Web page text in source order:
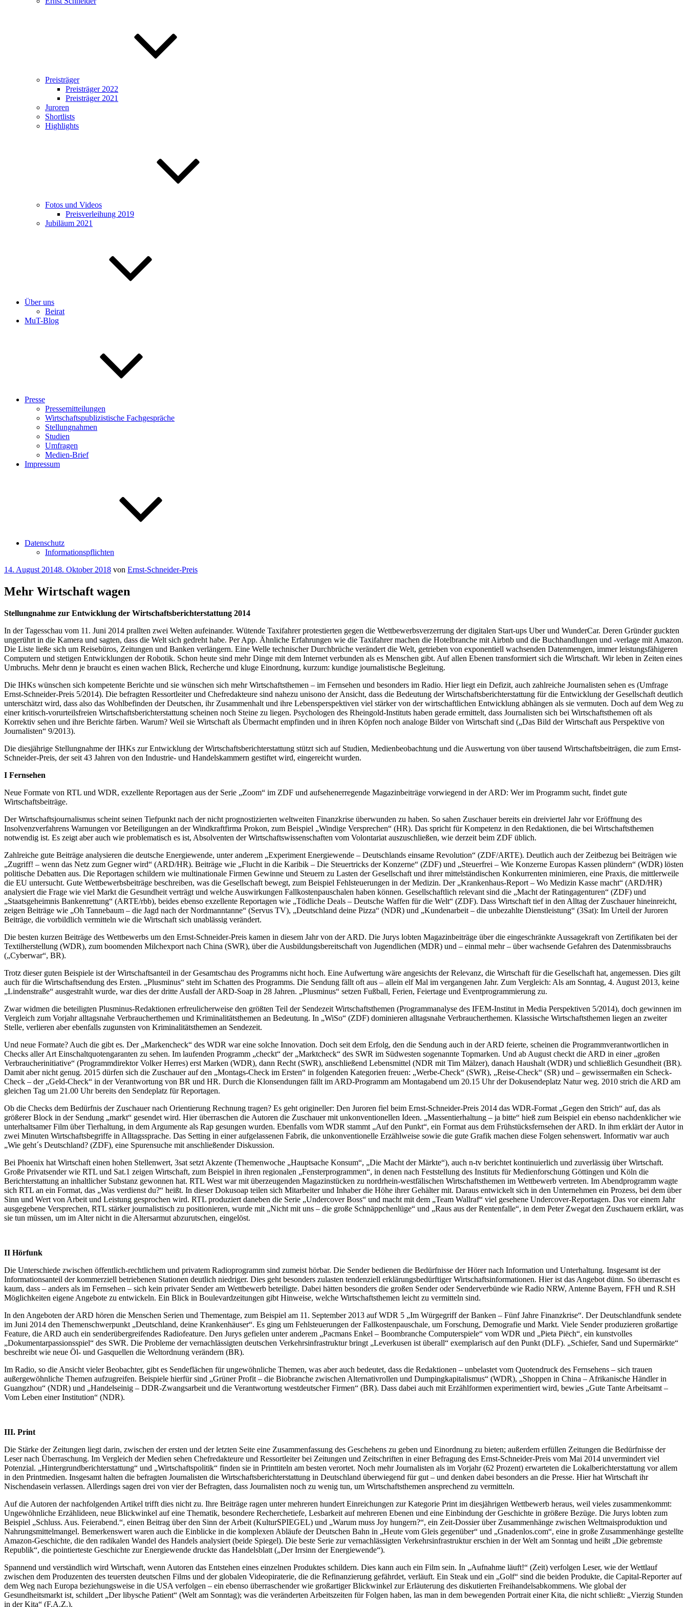
Preisträger
Preisträger 2022
Preisträger 2021
Juroren
Shortlists
Highlights
Fotos und Videos
Preisverleihung 2019
Jubiläum 2021
Über uns
Beirat
MuT-Blog
Presse
Pressemitteilungen
Wirtschaftspublizistische Fachgespräche
Stellungnahmen
Studien
Umfragen
Medien-Brief
Impressum
Datenschutz
Informationspflichten
Veröffentlicht
14. August 20148. Oktober 2018 von Ernst-Schneider-Preis
Mehr Wirtschaft wagen
Stellungnahme zur Entwicklung der Wirtschaftsberichterstattung 2014
In der Tagesschau vom 11. Juni 2014 prallten zwei Welten aufeinander. Wütende Taxifahrer pro­testierten gegen die Wettbewerbsverzerrung der digitalen Start-ups Uber und WunderCar. Deren Gründer guckten
ungerührt in die Kamera und sagten, dass die Welt sich gedreht habe. Per App. Ähnliche Erfahrungen wie die Taxifahrer machen die Hotelbranche mit Airbnb und die Buchhandlungen und -verlage mit Amazon.
Die Liste ließe sich um Reisebüros, Zeitungen und Banken verlängern. Eine Welle technischer Durchbrüche verändert die Welt, getrieben von exponentiell wachsenden Datenmengen, immer leistungsfähigeren
Computern und stetigen Entwicklungen der Robotik. Schon heute sind mehr Dinge mit dem Internet verbunden als es Menschen gibt. Auf allen Ebenen transformiert sich die Wirtschaft. Wir leben in Zeiten eines
Umbruchs. Mehr denn je braucht es einen wachen Blick, Recherche und kluge Einordnung, kurzum: kundige journalistische Begleitung.
Die IHKs wünschen sich kompetente Berichte und sie wünschen sich mehr Wirtschaftsthemen – im Fernsehen und besonders im Radio. Hier liegt ein Defizit, auch zahlreiche Journalisten sehen es (Umfrage
Ernst-Schneider-Preis 5/2014). Die befragten Ressortleiter und Chefredakteure sind nahezu unisono der Ansicht, dass die Bedeutung der Wirtschaftsberichterstattung für die Entwicklung der Gesellschaft deutlich
unterschätzt wird, dass also das Wohlbefinden der Deutschen, ihr Zusammenhalt und ihre Lebensperspektiven viel stärker von der wirtschaftlichen Entwicklung abhängen als sie vermuten. Doch auf dem Weg zu
einer kritisch-vorurteilsfreien Wirtschaftsberichterstattung scheinen noch Steine zu liegen. Psychologen des Rheingold-Instituts haben gerade ermittelt, dass Journalisten sich bei Wirtschaftsthemen oft als
Korrektiv sehen und ihre Berichte färben. Warum? Weil sie Wirtschaft als Übermacht empfinden und in ihren Köpfen noch analoge Bilder von Wirtschaft sind („Das Bild der Wirtschaft aus Perspektive von
Journalisten“ 9/2013).
Die diesjährige Stellungnahme der IHKs zur Entwicklung der Wirtschaftsberichterstattung stützt sich auf Studien, Medienbeobachtung und die Auswertung von über tausend Wirtschaftsbeiträgen, die zum Ernst-
Schneider-Preis, der seit 43 Jahren von den Industrie- und Handelskammern gestiftet wird, eingereicht wurden.
I Fernsehen
Neue Formate von RTL und WDR, exzellente Reportagen aus der Serie „Zoom“ im ZDF und aufsehenerregende Magazinbeiträge vorwiegend in der ARD: Wer im Programm sucht, findet gute
Wirtschaftsbeiträge.
Der Wirtschaftsjournalismus scheint seinen Tiefpunkt nach der nicht prognostizierten weltweiten Finanzkrise überwunden zu haben. So sahen Zuschauer bereits ein dreiviertel Jahr vor Eröffnung des
Insolvenzverfahrens Warnungen vor Beteiligungen an der Windkraftfirma Prokon, zum Beispiel „Windige Versprechen“ (HR). Das spricht für Kompetenz in den Redaktionen, die bei Wirtschaftsthemen
notwendig ist. Es zeigt aber auch wie problematisch es ist, Absolventen der Wirtschaftswissenschaften vom Volontariat auszuschließen, wie derzeit beim ZDF üblich.
Zahlreiche gute Beiträge analysieren die deutsche Energiewende, unter anderem „Experiment Energiewende – Deutschlands einsame Revolution“ (ZDF/ARTE). Deutlich auch der Zeitbezug bei Beiträgen wie
„Zugriff! – wenn das Netz zum Gegner wird“ (ARD/HR). Beiträge wie „Flucht in die Karibik – Die Steuertricks der Konzerne“ (ZDF) und „Steuerfrei – Wie Konzerne Europas Kassen plündern“ (WDR) lösten
politische Debatten aus. Die Reportagen schildern wie multinationale Firmen Gewinne und Steuern zu Lasten der Gesellschaft und ihrer mittelständischen Konkurrenten minimieren, eine Praxis, die mittlerweile
die EU untersucht. Gute Wettbewerbsbeiträge beschreiben, was die Gesellschaft bewegt, zum Beispiel Fehlsteuerungen in der Medizin. Der „Krankenhaus-Report – Wo Medizin Kasse macht“ (ARD/HR)
analysiert die Frage wie viel Markt die Gesundheit verträgt und welche Auswirkungen Fallkostenpauschalen haben können. Gesellschaftlich relevant sind die „Macht der Ratingagenturen“ (ZDF) und
„Staatsgeheimnis Bankenrettung“ (ARTE/rbb), beides ebenso exzellente Reportagen wie „Tödliche Deals – Deutsche Waffen für die Welt“ (ZDF). Dass Wirtschaft tief in den Alltag der Zuschauer hineinreicht,
zeigen Beiträge wie „Oh Tannebaum – die Jagd nach der Nordmanntanne“ (Servus TV), „Deutschland deine Pizza“ (NDR) und „Kundenarbeit – die unbezahlte Dienstleistung“ (3Sat): Im Urteil der Juroren
Beiträge, die vorbildlich vermitteln wie die Wirtschaft sich unablässig verändert.
Die besten kurzen Beiträge des Wettbewerbs um den Ernst-Schneider-Preis kamen in diesem Jahr von der ARD. Die Jurys lobten Magazinbeiträge über die eingeschränkte Aussagekraft von Zertifikaten bei der
Textilherstellung (WDR), zum boomenden Milchexport nach China (SWR), über die Ausbildungsbereitschaft von Jugendlichen (MDR) und – einmal mehr – über wachsende Gefahren des Datenmissbrauchs
(„Cyberwar“, BR).
Trotz dieser guten Beispiele ist der Wirtschaftsanteil in der Gesamtschau des Programms nicht hoch. Eine Aufwertung wäre angesichts der Relevanz, die Wirtschaft für die Gesellschaft hat, angemessen. Dies gilt
auch für die Wirtschaftsendung des Ersten. „Plus­minus“ steht im Schatten des Programms. Die Sendung fällt oft aus – allein elf Mal im vergangenen Jahr. Zum Vergleich: Als am Sonntag, 4. August 2013, keine
„Lindenstraße“ ausgestrahlt wurde, war dies der dritte Ausfall der ARD-Soap in 28 Jahren. „Plusminus“ setzen Fußball, Ferien, Feiertage und Eventprogrammierung zu.
Zwar widmen die beteiligten Plusminus-Redaktionen erfreulicherweise den größten Teil der Sendezeit Wirtschafts­themen (Programmanalyse des IFEM-Institut in Media Perspektiven 5/2014), doch gewinnen im
Vergleich zum Vorjahr alltagsnahe Verbraucherthemen und Kriminalitäts­themen an Bedeutung. In „WiSo“ (ZDF) dominieren alltagsnahe Verbraucherthemen. Klassische Wirtschaftsthemen liegen an zweiter
Stelle, verlieren aber ebenfalls zugunsten von Kriminalitätsthemen an Sendezeit.
Und neue Formate? Auch die gibt es. Der „Markencheck“ des WDR war eine solche Innovation. Doch seit dem Erfolg, den die Sendung auch in der ARD feierte, scheinen die Programmverantwortlichen in
Checks aller Art Einschaltquotengaranten zu sehen. Im laufenden Programm „checkt“ der „Marktcheck“ des SWR im Südwesten sogenannte Topmarken. Und ab August checkt die ARD in einer „großen
Verbraucherinitiative“ (Programmdirektor Volker Herres) erst Marken (WDR), dann Recht (SWR), anschließend Lebensmittel (NDR mit Tim Mälzer), danach Haushalt (WDR) und schließlich Gesundheit (BR).
Damit aber nicht genug. 2015 dürfen sich die Zuschauer auf den „Montags-Check im Ersten“ in folgenden Kategorien freuen: „Werbe-Check“ (SWR), „Reise-Check“ (SR) und – gewissermaßen ein Scheck-
Check – der „Geld-Check“ in der Verantwortung von BR und HR. Durch die Klonsendungen fällt im ARD-Programm am Montagabend um 20.15 Uhr der Dokusendeplatz Natur weg. 2010 strich die ARD am
gleichen Tag um 21.00 Uhr bereits den Sendeplatz für Reportagen.
Ob die Checks dem Bedürfnis der Zuschauer nach Orientierung Rechnung tragen? Es geht origineller: Den Juroren fiel beim Ernst-Schneider-Preis 2014 das WDR-Format „Gegen den Strich“ auf, das als
größerer Block in der Sendung „markt“ gesendet wird. Hier überraschen die Autoren die Zuschauer mit unkonventionellen Ideen. „Massentierhaltung – ja bitte“ hieß zum Beispiel ein ebenso nachdenklicher wie
unterhaltsamer Film über Tierhaltung, in dem Argumente als Rap gesungen wurden. Ebenfalls vom WDR stammt „Auf den Punkt“, ein Format aus dem Frühstücksfernsehen der ARD. In ihm erklärt der Autor in
zwei Minuten Wirtschaftsbegriffe in Alltagssprache. Das Setting in einer aufgelassenen Fabrik, die unkonventionelle Erzählweise sowie die gute Grafik machen diese Folgen sehenswert. Informativ war auch
„Wie geht´s Deutschland? (ZDF), eine Spurensuche mit anschließender Diskussion.
Bei Phoenix hat Wirtschaft einen hohen Stellenwert, 3sat setzt Akzente (Themenwoche „Hauptsache Konsum“, „Die Macht der Märkte“), auch n-tv berichtet kontinuierlich und zuverlässig über Wirtschaft.
Große Privatsender wie RTL und Sat.1 zeigen Wirtschaft, zum Beispiel in ihren regionalen „Fensterprogrammen“, in denen nach Feststellung des Instituts für Medienforschung Göttingen und Köln die
Berichterstattung an inhaltlicher Substanz gewonnen hat. RTL West war mit überzeugenden Magazinstücken zu nordrhein-westfälischen Wirtschaftsthemen im Wettbewerb vertreten. Im Abendprogramm wagte
sich RTL an ein Format, das „Was verdienst du?“ heißt. In dieser Dokusoap teilen sich Mitarbeiter und Inhaber die Höhe ihrer Gehälter mit. Daraus entwickelt sich in den Unternehmen ein Prozess, bei dem über
Sinn und Wert von Arbeit und Leistung gesprochen wird. RTL produziert daneben die Serie „Undercover Boss“ und macht mit dem „Team Wallraf“ viel gesehene Undercover-Reportagen. Das vor einem Jahr
ausgegebene Versprechen, RTL stärker journalistisch zu positionieren, wurde mit „Nicht mit uns – die große Schnäppchenlüge“ und „Raus aus der Rentenfalle“, in dem Peter Zwegat den Zuschauern erklärt, was
sie tun müssen, um im Alter nicht in die Altersarmut abzurutschen, eingelöst.
II Hörfunk
Die Unterschiede zwischen öffentlich-rechtlichem und privatem Radioprogramm sind zumeist hörbar. Die Sender bedienen die Bedürfnisse der Hörer nach Information und Unterhaltung. Insgesamt ist der
Informationsanteil der kommerziell betriebenen Stationen deutlich niedriger. Dies geht besonders zulasten tendenziell erklärungsbedürftiger Wirtschaftsinformationen. Hier ist das Angebot dünn. So überrascht es
kaum, dass – anders als im Fernsehen – sich kein privater Sender am Wettbewerb beteiligte. Dabei hätten besonders die großen Sender oder Senderverbünde wie Radio NRW, Antenne Bayern, FFH und R.SH
Möglichkeiten eigene Angebote zu entwickeln. Ein Blick in Boulevardzeitungen gibt Hinweise, welche Wirtschaftsthemen leicht zu vermitteln sind.
In den Angeboten der ARD hören die Menschen Serien und Thementage, zum Beispiel am 11. September 2013 auf WDR 5 „Im Würgegriff der Banken – Fünf Jahre Finanzkrise“. Der Deutschlandfunk sendete
im Juni 2014 den Themenschwerpunkt „Deutschland, deine Krankenhäuser“. Es ging um Fehlsteuerungen der Fallkostenpauschale, um Forschung, Demografie und Markt. Viele Sender produzieren großartige
Feature, die ARD auch ein senderübergreifendes Radiofeature. Den Jurys gefielen unter anderem „Pacmans Enkel – Boombranche Computerspiele“ vom WDR und „Pieta Piëch“, ein kunstvolles
„Dokumentarpassionsspiel“ des SWR. Die Probleme der vernachlässigten deutschen Verkehrsinfrastruktur bringt „Leverkusen ist überall“ exemplarisch auf den Punkt (DLF). „Schiefer, Sand und Supermärkte“
beschreibt wie neue Öl- und Gasquellen die Weltordnung verändern (BR).
Im Radio, so die Ansicht vieler Beobachter, gibt es Sendeflächen für ungewöhnliche Themen, was aber auch bedeutet, dass die Redaktionen – unbelastet vom Quotendruck des Fernsehens – sich trauen
außergewöhnliche Themen aufzugreifen. Beispiele hierfür sind „Grüner Profit – die Biobranche zwischen Alternativrollen und Dumping­kapita­lis­mus“ (WDR), „Shoppen in China – Afrikanische Händler in
Guangzhou“ (NDR) und „Handelseinig – DDR-Zwangsarbeit und die Verantwortung westdeutscher Firmen“ (BR). Dass dabei auch mit Erzählformen experimentiert wird, bewies „Gute Tante Arbeitsamt –
Vom Leben einer Institution“ (NDR).
III. Print
Die Stärke der Zeitungen liegt darin, zwischen der ersten und der letzten Seite eine Zusammenfassung des Geschehens zu geben und Einordnung zu bieten; außerdem erfüllen Zeitungen die Bedürfnisse der
Leser nach Überraschung. Im Vergleich der Medien sehen Chefredakteure und Ressortleiter bei Zeitungen und Zeitschriften in einer Befragung des Ernst-Schneider-Preis vom Mai 2014 unvermindert viel
Potenzial. „Hintergrundberichterstattung“ und „Wirtschaftspolitik“ finden sie in Printtiteln am besten verortet. Noch mehr Journalisten als im Vorjahr (62 Prozent) erwarteten die Lokalberichterstattung vor allem
in den Printmedien. Insgesamt halten die befragten Journalisten die Wirtschaftsberichterstattung in Deutschland überwiegend für gut – und denken dabei besonders an die Presse. Hier hat Wirtschaft ihr
Nischendasein verlassen. Allerdings sagen drei von vier der Befragten, dass Journalisten noch zu wenig tun, um Wirtschaftsthemen ansprechend zu vermitteln.
Auf die Autoren der nachfolgenden Artikel trifft dies nicht zu. Ihre Beiträge ragen unter mehreren hundert Einreichungen zur Kategorie Print im diesjährigen Wettbewerb heraus, weil vieles zusammenkommt:
Ungewöhnliche Erzählideen, neue Blickwinkel auf eine Thematik, besondere Recherchetiefe, Lesbarkeit auf mehreren Ebenen und eine Einbindung der Geschichte in größere Bezüge. Die Jurys lobten zum
Beispiel „Schluss. Aus. Feierabend.“, einen Beitrag über den Sinn der Arbeit (KulturSPIEGEL) und „Warum muss Joy hungern?“, ein Zeit-Dossier über Zusammenhänge zwischen Weltmaisproduktion und
Nahrungsmittelmangel. Bemerkenswert waren auch die Einblicke in die komplexen Abläufe der Deutschen Bahn in „Heute vom Gleis gegenüber“ und „Gnadenlos.com“, eine in große Zusammenhänge gestellte
Amazon-Geschichte, die den radikalen Wandel des Handels analysiert (beide Spiegel). Die beste Serie zur vernachlässigten Verkehrsinfrastruktur erschien in der Welt am Sonntag und heißt „Die gebremste
Republik“, die pointierteste Geschichte zur Energiewende druckte das Handelsblatt („Der Irrsinn der Energiewende“).
Spannend und verständlich wird Wirtschaft, wenn Autoren das Entstehen eines einzelnen Produktes schildern. Dies kann auch ein Film sein. In „Aufnahme läuft!“ (Zeit) verfolgen Leser, wie der Wettlauf
zwischen dem Produzenten des teuersten deutschen Films und der globalen Videopiraterie, die die Refinanzierung gefährdet, verläuft. Ein Steak und ein „Golf“ sind die beiden Produkte, die Capital-Reporter auf
dem Weg nach Europa beziehungsweise in die USA verfolgen – ein ebenso überraschender wie großartiger Blickwinkel zur Erläuterung des diskutierten Freihandelsabkommens. Wie global der
Gesundheitsmarkt ist, schildert „Der libysche Patient“ (Welt am Sonntag); was die veränderten Arbeitszeiten für Folgen haben, las man in dem bewegenden Portrait einer Kita, die nicht schließt: „Vierzig Stunden
in der Kita“ (F.A.Z.).